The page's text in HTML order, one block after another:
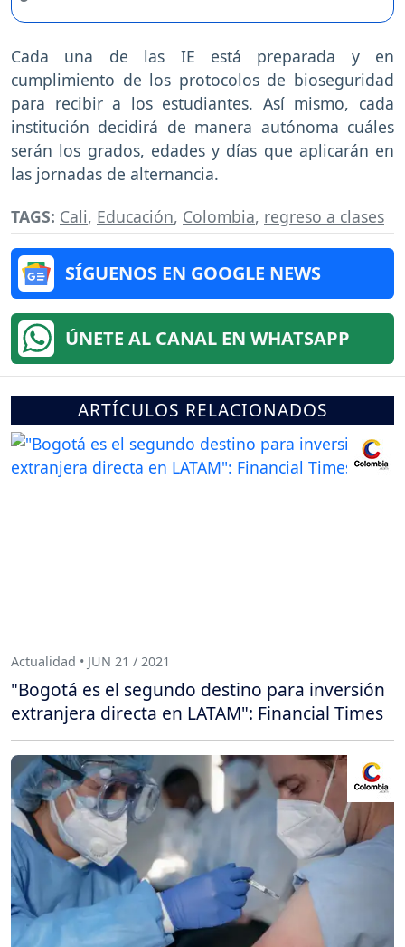
Cada una de las IE está preparada y en
cumplimiento de los protocolos de bioseguridad
para recibir a los estudiantes. Así mismo, cada
institución decidirá de manera autónoma cuáles
serán los grados, edades y días que aplicarán en
las jornadas de alternancia.
TAGS: Cali, Educación, Colombia, regreso a clases
SÍGUENOS EN GOOGLE NEWS
ÚNETE AL CANAL EN WHATSAPP
ARTÍCULOS RELACIONADOS
Actualidad • JUN 21 / 2021
"Bogotá es el segundo destino para inversión
extranjera directa en LATAM": Financial Times